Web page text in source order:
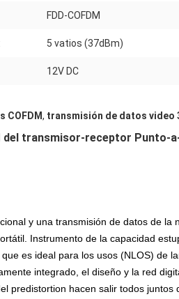
FDD-COFDM
5 vatios (37dBm)
12V DC
COFDM, transmisión de datos video
del transmisor-receptor Punto-
y una transmisión de datos de la
Instrumento de la capacidad
es ideal para los usos (NLOS) de
integrado, el diseño y la red
predistortion hacen salir todos juntos